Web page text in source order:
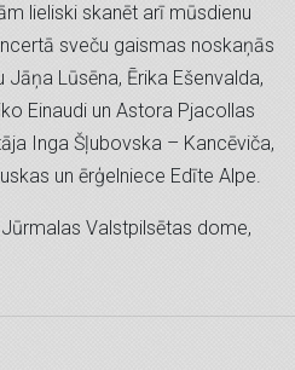
lieliski skanēt arī mūsdienu
sveču gaismas noskaņās
Lūsēna, Ērika Ešenvalda,
Einaudi un Astora Pjacollas
Inga Šļubovska – Kancēviča,
un ērģelniece Edīte Alpe.
Valstpilsētas dome,